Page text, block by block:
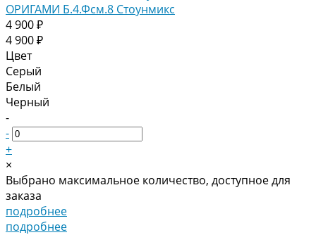
ОРИГАМИ Б.4.Фсм.8 Стоунмикс
4 900 ₽
4 900 ₽
Цвет
Серый
Белый
Черный
-
-
+
×
Выбрано максимальное количество, доступное для
заказа
подробнее
подробнее